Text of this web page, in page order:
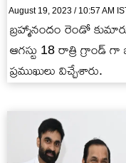
August 19, 2023 / 10:57 AM
బ్రహ్మానందం రెండో
ఆగస్టు 18 రాత్రి గ్రాండ్
ప్రముఖులు విచ్చేశారు.